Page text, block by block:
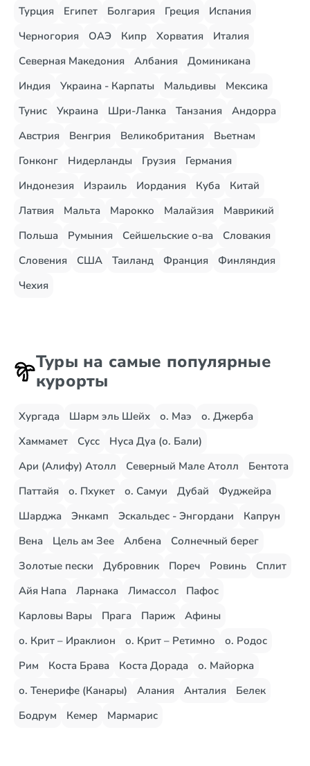
Турция Египет Болгария Греция
Испания
Черногория
ОАЭ Кипр Хорватия
Италия
Северная Македония
Албания
Доминикана
Индия
Украина - Карпаты Мальдивы
Мексика
Тунис
Украина Шри-Ланка Танзания
Андорра
Австрия
Венгрия Великобритания
Вьетнам
Гонконг
Нидерланды Грузия
Германия
Индонезия
Израиль Иордания Куба
Китай
Латвия
Мальта Марокко Малайзия
Маврикий
Польша
Румыния Сейшельские о-ва
Словакия
Словения
США Таиланд Франция
Финляндия
Чехия
Туры на самые популярные
курорты
Хургада Шарм эль Шейх о. Маэ
о. Джерба
Хаммамет
Сусс
Нуса Дуа (о. Бали)
Ари (Алифу) Атолл
Северный Мале Атолл
Бентота
Паттайя
о. Пхукет о. Самуи Дубай
Фуджейра
Шарджа
Энкамп Эскальдес - Энгордани
Капрун
Вена
Цель ам Зее Албена
Солнечный берег
Золотые пески
Дубровник Пореч Ровинь
Сплит
Айя Напа
Ларнака Лимассол
Пафос
Карловы Вары
Прага Париж
Афины
о. Крит – Ираклион
о. Крит – Ретимно
о. Родос
Рим
Коста Брава Коста Дорада
о. Майорка
о. Тенерифе (Канары)
Алания Анталия
Белек
Бодрум
Кемер Мармарис